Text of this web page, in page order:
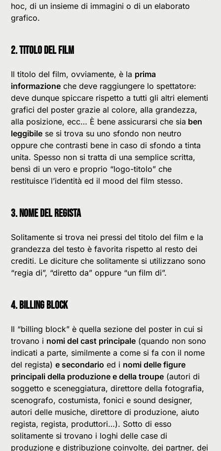
hoc, di un insieme di immagini o di un elaborato
grafico.
2. TITOLO DEL FILM
Il titolo del film, ovviamente, è la prima
informazione che deve raggiungere lo spettatore:
deve dunque spiccare rispetto a tutti gli altri elementi
grafici del poster grazie al colore, alla grandezza,
alla posizione, ecc… È bene assicurarsi che sia ben
leggibile se si trova su uno sfondo non neutro
oppure che contrasti bene in caso di sfondo a tinta
unita. Spesso non si tratta di una semplice scritta,
bensì di un vero e proprio “logo-titolo” che
restituisce l’identità ed il mood del film stesso.
3. NOME DEL REGISTA
Solitamente si trova nei pressi del titolo del film e la
grandezza del testo è favorita rispetto al resto dei
crediti. Le diciture che solitamente si utilizzano sono
“regia di”, “diretto da” oppure “un film di”.
4. BILLING BLOCK
Il “billing block” è quella sezione del poster in cui si
trovano i nomi del cast principale (quando non sono
indicati a parte, similmente a come si fa con il nome
del regista)e secondario ed i nomi delle figure
principali della produzione e della troupe (autori di
soggetto e sceneggiatura, direttore della fotografia,
scenografo, costumista, fonici e sound designer,
autori delle musiche, direttore di produzione, aiuto
regista, regista, produttori…). Sotto di esso
solitamente si trovano i loghi delle case di
produzione e distribuzione coinvolte, dei partner, dei